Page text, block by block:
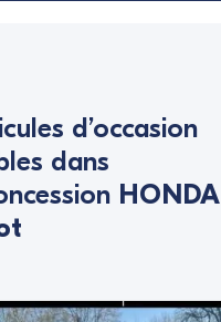
d’occasion
dans
HONDA |